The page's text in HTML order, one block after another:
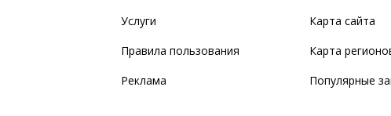
Услуги
Правила пользования
Реклама
Карта сайта
Карта
Популярные